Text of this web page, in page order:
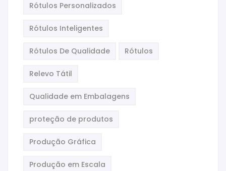
Rótulos Personalizados
Rótulos Inteligentes
Rótulos De Qualidade Rótulos
Relevo Tátil
Qualidade em Embalagens
proteção de produtos
Produção Gráfica
Produção em Escala